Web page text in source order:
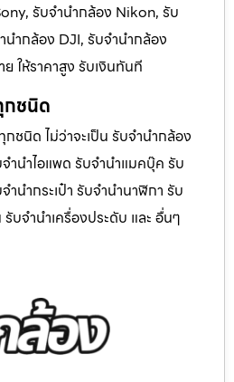
รับจำนำกล้อง Nikon, รับ
ำกล้อง DJI, รับจำนำกล้อง
ให้ราคาสูง รับเงินทันที
กชนิด
ชนิด ไม่ว่าจะเป็น รับจํานํากล้อง
านําไอแพด รับจํานําแมคบุ๊ค รับ
นํากระเป๋า รับจํานํานาฬิกา รับ
บจํานําเครื่องประดับ และ อื่นๆ